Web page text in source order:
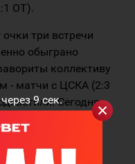
9сек.
ОТ).
три встречи
обыграно
коллективу
- матчи с ЦСКА (2:3
Сегодня
на которую
исключением